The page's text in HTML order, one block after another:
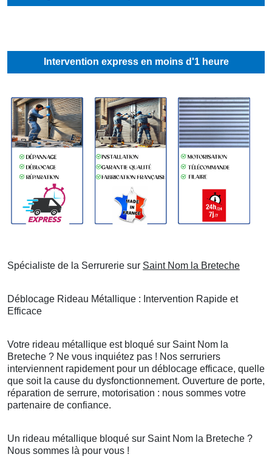
Intervention express en moins d'1 heure
Spécialiste de la Serrurerie sur Saint Nom la Breteche
Déblocage Rideau Métallique : Intervention Rapide et
Efficace
Votre rideau métallique est bloqué sur Saint Nom la
Breteche ? Ne vous inquiétez pas ! Nos serruriers
interviennent rapidement pour un déblocage efficace, quelle
que soit la cause du dysfonctionnement. Ouverture de porte,
réparation de serrure, motorisation : nous sommes votre
partenaire de confiance.
Un rideau métallique bloqué sur Saint Nom la Breteche ?
Nous sommes là pour vous !